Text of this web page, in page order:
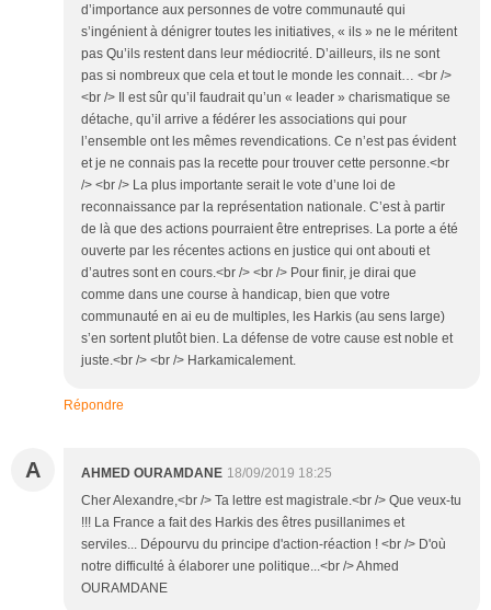
d’importance aux personnes de votre communauté qui
s’ingénient à dénigrer toutes les initiatives, « ils » ne le méritent
pas Qu’ils restent dans leur médiocrité. D’ailleurs, ils ne sont
pas si nombreux que cela et tout le monde les connait… <br />
<br /> Il est sûr qu’il faudrait qu’un « leader » charismatique se
détache, qu’il arrive a fédérer les associations qui pour
l’ensemble ont les mêmes revendications. Ce n’est pas évident
et je ne connais pas la recette pour trouver cette personne.<br
/> <br /> La plus importante serait le vote d’une loi de
reconnaissance par la représentation nationale. C’est à partir
de là que des actions pourraient être entreprises. La porte a été
ouverte par les récentes actions en justice qui ont abouti et
d’autres sont en cours.<br /> <br /> Pour finir, je dirai que
comme dans une course à handicap, bien que votre
communauté en ai eu de multiples, les Harkis (au sens large)
s’en sortent plutôt bien. La défense de votre cause est noble et
juste.<br /> <br /> Harkamicalement.
Répondre
A AHMED OURAMDANE 18/09/2019 18:25
Cher Alexandre,<br /> Ta lettre est magistrale.<br /> Que veux-tu
!!! La France a fait des Harkis des êtres pusillanimes et
serviles... Dépourvu du principe d'action-réaction ! <br /> D'où
notre difficulté à élaborer une politique...<br /> Ahmed
OURAMDANE